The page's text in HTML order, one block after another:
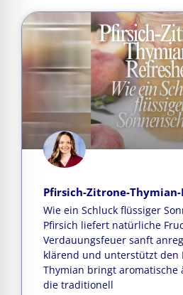
Pfirsich-Zitrone-
Wie ein Schluck flüssiger
Pfirsich liefert natürliche
Verdauungsfeuer sanft
klärend und unterstützt den
Thymian bringt aromatische
die traditionell